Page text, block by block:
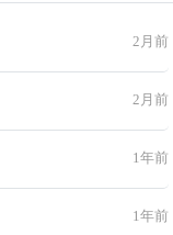
2月前
2月前
1年前
1年前